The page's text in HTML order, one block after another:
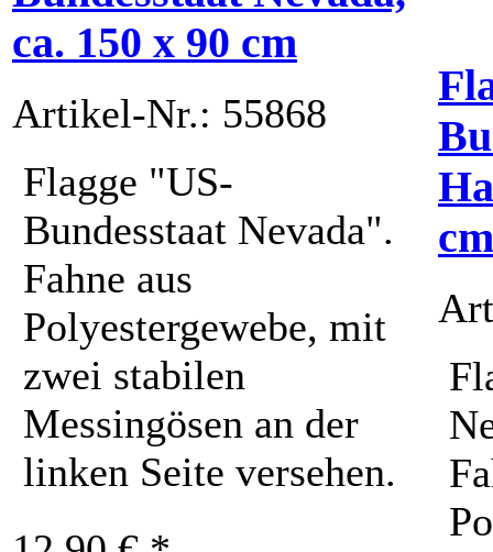
ca. 150 x 90 cm
Artikel-Nr.: 55868
Flagge "US-
Bundesstaat Nevada".
Fahne aus
Polyestergewebe, mit
zwei stabilen
Messingösen an der
linken Seite versehen.
cm